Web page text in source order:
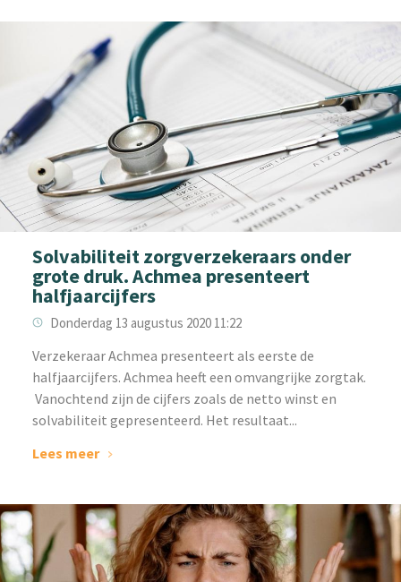
Solvabiliteit zorgverzekeraars onder
grote druk. Achmea presenteert
halfjaarcijfers
Donderdag 13 augustus 2020 11:22
Verzekeraar Achmea presenteert als eerste de
halfjaarcijfers. Achmea heeft een omvangrijke zorgtak.
Vanochtend zijn de cijfers zoals de netto winst en
solvabiliteit gepresenteerd. Het resultaat...
Lees meer